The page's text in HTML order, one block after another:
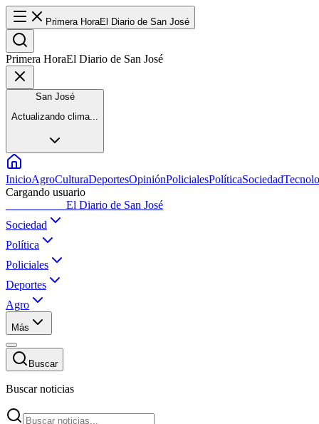
Primera HoraEl Diario de San José
Primera HoraEl Diario de San José
San José
Actualizando clima...
InicioAgroCulturaDeportesOpiniónPolicialesPolíticaSociedad
Cargando usuario
El Diario de San José
Sociedad
Política
Policiales
Deportes
Agro
Más
Buscar
Buscar noticias